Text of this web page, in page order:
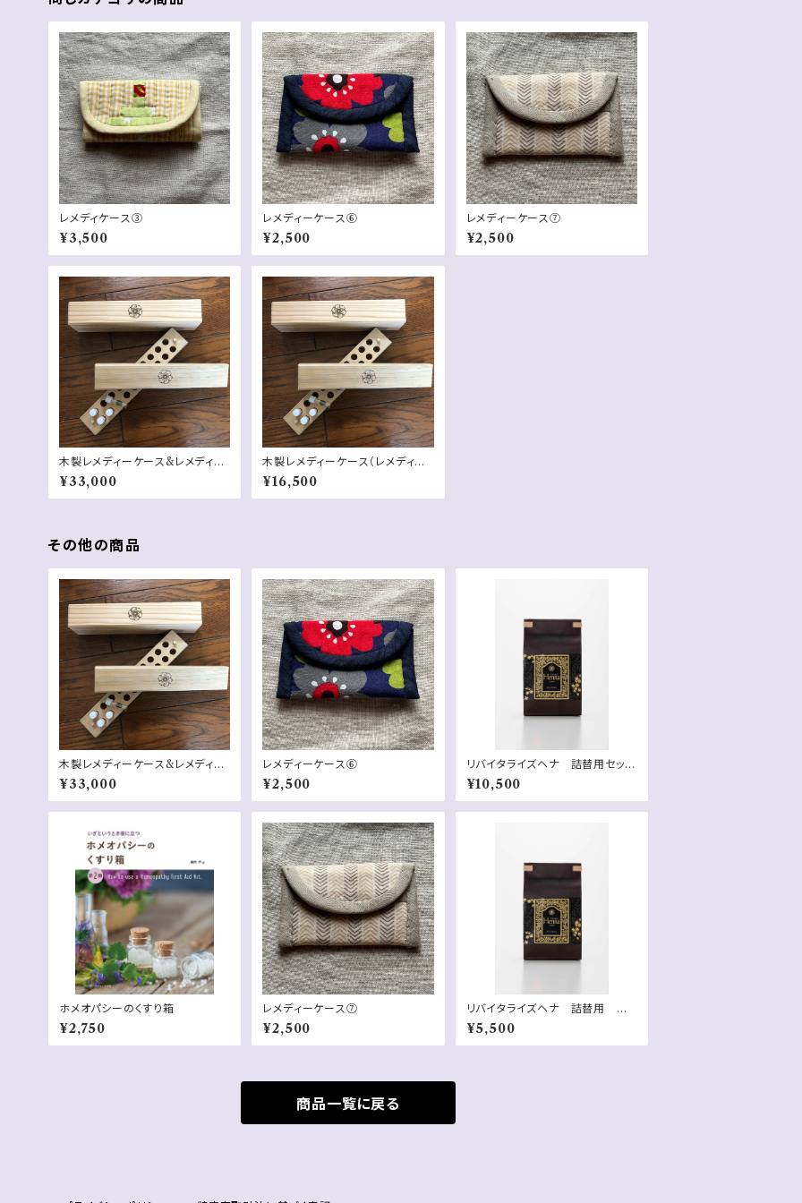
レメディケース③
¥3,500
レメディーケース⑥
¥2,500
レメディーケース⑦
¥2,500
木製レメディーケース&レメディー
20本
¥33,000
木製レメディーケース（レメディー
なし）
¥16,500
その他の商品
木製レメディーケース&レメディー
20本
¥33,000
レメディーケース⑥
¥2,500
リバイタライズヘナ 詰替用セッ
ト 袋 150g x2
¥10,500
ホメオパシーのくすり箱
¥2,750
レメディーケース⑦
¥2,500
リバイタライズヘナ 詰替用
袋 150g
¥5,500
商品一覧に戻る